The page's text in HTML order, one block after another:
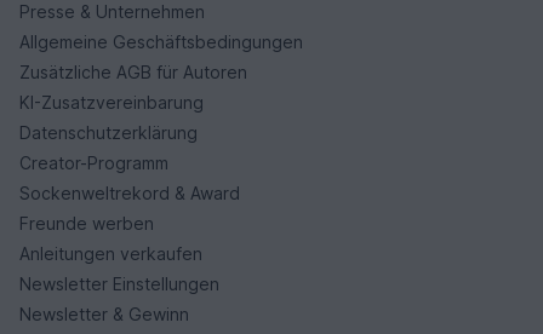
Presse & Unternehmen
Allgemeine Geschäftsbedingungen
Zusätzliche AGB für Autoren
KI-Zusatzvereinbarung
Datenschutzerklärung
Creator-Programm
Sockenweltrekord & Award
Freunde werben
Anleitungen verkaufen
Newsletter Einstellungen
Newsletter & Gewinn